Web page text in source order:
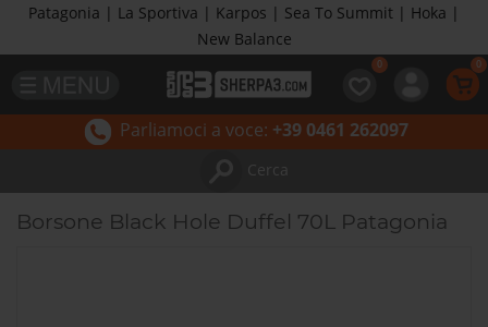
Patagonia | La Sportiva | Karpos | Sea To Summit | Hoka |
New Balance
Parliamoci a voce: +39 0461 262097
Cerca
Borsone Black Hole Duffel 70L Patagonia